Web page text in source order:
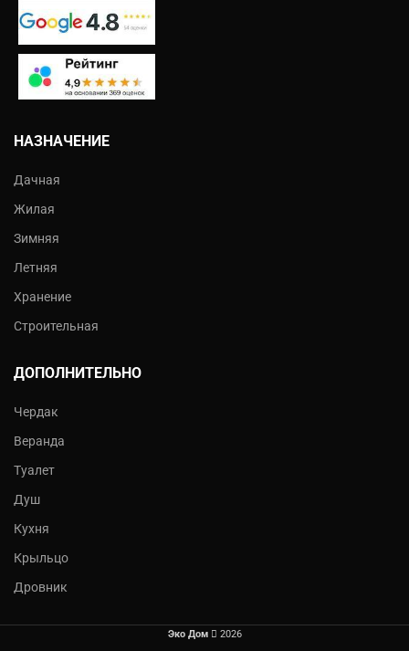
НАЗНАЧЕНИЕ
Дачная
Жилая
Зимняя
Летняя
Хранение
Строительная
ДОПОЛНИТЕЛЬНО
Чердак
Веранда
Туалет
Душ
Кухня
Крыльцо
Дровник
Эко Дом 2026